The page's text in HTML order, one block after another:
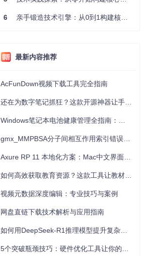
6 亲手锻造技术引擎：从0到1构建核心系统的实践指南
最新内容推荐
AcFunDown视频下载工具完全指南
视频元数据深度编辑：专业技巧与案例
网盘直链下载技术解析与应用指南